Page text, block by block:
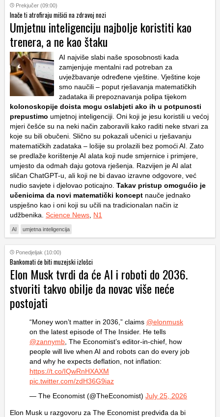
Prekjučer (09:00)
Inače ti atrofiraju mišići na zdravoj nozi
Umjetnu inteligenciju najbolje koristiti kao
trenera, a ne kao štaku
AI najviše slabi naše sposobnosti kada
zamjenjuje mentalni rad potreban za
uvježbavanje određene vještine. Vještine koje
smo naučili – poput rješavanja matematičkih
zadataka ili prepoznavanja polipa tijekom
kolonoskopije doista mogu oslabjeti ako ih u potpunosti
prepustimo umjetnoj inteligenciji. Oni koji je jesu koristili u većoj
mjeri češće su na neki način zaboravili kako raditi neke stvari za
koje su bili obučeni. Slično su pokazali učenici u rješavanju
matematičkih zadataka – lošije su prolazili bez pomoći AI. Zato
se predlaže korištenje AI alata koji nude smjernice i primjere,
umjesto da odmah daju gotova rješenja. Razvijen je AI alat
sličan ChatGPT-u, ali koji ne bi davao izravne odgovore, već
nudio savjete i djelovao poticajno. Takav pristup omogućio je
učenicima da novi matematički koncept nauče jednako
uspješno kao i oni koji su učili na tradicionalan način iz
udžbenika. Science News N1
AI umjetna inteligencija
Ponedjeljak (10:00)
Bankomati će biti muzejski izlošci
Elon Musk tvrdi da će AI i roboti do 2036.
stvoriti takvo obilje da novac više neće
postojati
“Money won’t matter in 2036,” claims @elonmusk
on the latest episode of The Insider. He tells
@zannymb , The Economist’s editor-in-chief, how
people will live when AI and robots can do every job
and why he expects deflation, not inflation:
https://t.co/IQwRnHXAXM
pic.twitter.com/zdH36G9iaz
— The Economist (@TheEconomist) July 25, 2026
Elon Musk u razgovoru za The Economist predviđa da bi